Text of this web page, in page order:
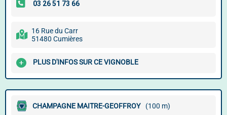
16 Rue du Carr
51480 Cumières
PLUS D'INFOS SUR CE VIGNOBLE
CHAMPAGNE MAITRE-GEOFFROY (100 m)